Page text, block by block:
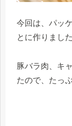
今回は、パッ
とに作りました
豚バラ肉、キ
たので、たっ